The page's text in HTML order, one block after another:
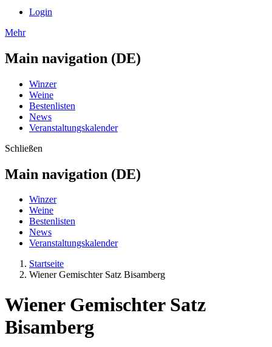
Login
Mehr
Main navigation (DE)
Winzer
Weine
Bestenlisten
News
Veranstaltungskalender
Schließen
Main navigation (DE)
Winzer
Weine
Bestenlisten
News
Veranstaltungskalender
Startseite
Wiener Gemischter Satz Bisamberg
Wiener Gemischter Satz
Bisamberg